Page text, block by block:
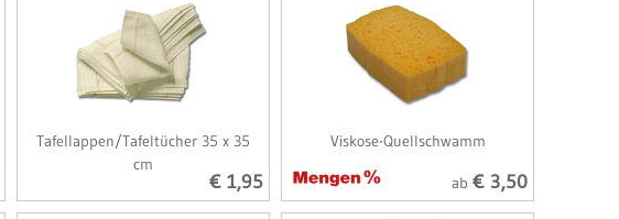
Tafellappen/Tafeltücher 35 x 35
cm
€ 1,95
Viskose-Quellschwamm
ab € 3,50